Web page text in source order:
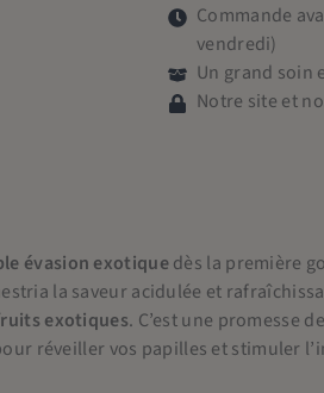
Commande
vendredi)
Un grand soin
Notre site et
évasion exotiquedès la première
la saveur acidulée et
exotiques. C’est une promesse
réveiller vos papilles et stimuler